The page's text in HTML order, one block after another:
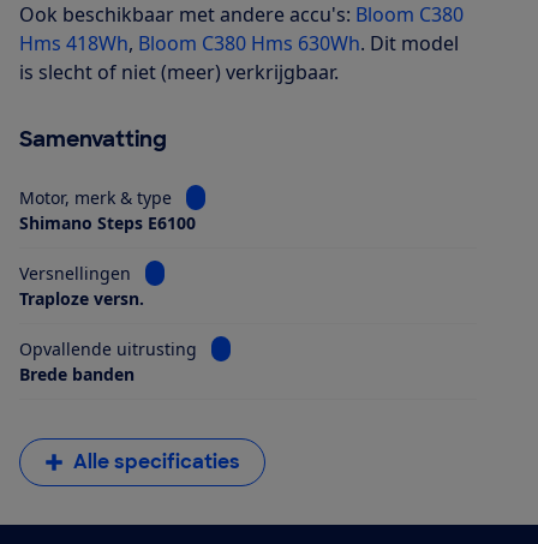
Ook beschikbaar met andere accu's: Bloom C380
Hms 418Wh, Bloom C380 Hms 630Wh. Dit model
is slecht of niet (meer) verkrijgbaar.
Samenvatting
Motor, merk & type
Bekijk informatie voor Motor, merk & type
Shimano Steps E6100
Versnellingen
Bekijk informatie voor Versnellingen
Traploze versn.
Opvallende uitrusting
Bekijk informatie voor Opvallende
Brede banden
Alle specificaties